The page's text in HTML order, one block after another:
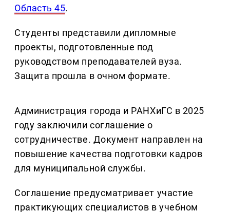
Область 45.
Студенты представили дипломные
проекты, подготовленные под
руководством преподавателей вуза.
Защита прошла в очном формате.
Администрация города и РАНХиГС в 2025
году заключили соглашение о
сотрудничестве. Документ направлен на
повышение качества подготовки кадров
для муниципальной службы.
Соглашение предусматривает участие
практикующих специалистов в учебном